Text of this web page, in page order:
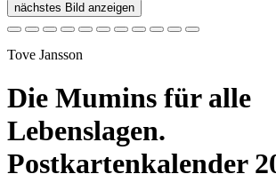
nächstes Bild anzeigen
Tove Jansson
Die Mumins für alle
Lebenslagen.
Postkartenkalender